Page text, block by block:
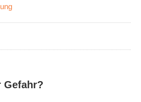
Gefahr?